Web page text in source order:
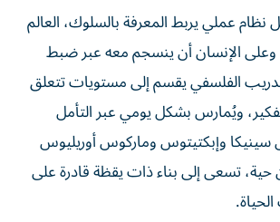
نظام عملي يربط المعرفة بالسلوك، العالم
وعلى الإنسان أن ينسجم معه عبر ضبط
الفلسفي يقسم إلى مستويات تتعلق
ويُمارس بشكل يومي عبر التأمل
وإبكتيتوس وماركوس أوريليوس
حية، تسعى إلى بناء ذات يقظة قادرة على